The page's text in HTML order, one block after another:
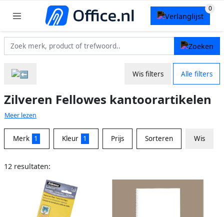
Wis filters Alle filters
Zilveren Fellowes kantoorartikelen
Meer lezen
Merk 1 Kleur 1 Prijs Sorteren Wis
12 resultaten: